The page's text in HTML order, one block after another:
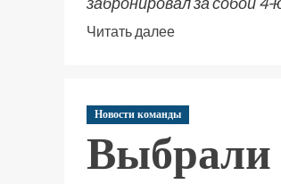
Читать далее
Новости команды
Выбрали